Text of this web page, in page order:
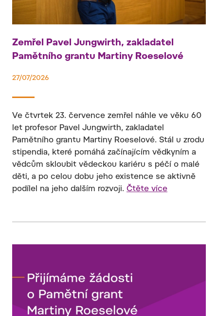
Zemřel Pavel Jungwirth, zakladatel
Pamětního grantu Martiny Roeselové
27/07/2026
Ve čtvrtek 23. července zemřel náhle ve věku 60
let profesor Pavel Jungwirth, zakladatel
Pamětního grantu Martiny Roeselové. Stál u zrodu
stipendia, které pomáhá začínajícím vědkyním a
vědcům skloubit vědeckou kariéru s péčí o malé
děti, a po celou dobu jeho existence se aktivně
podílel na jeho dalším rozvoji. Čtěte více